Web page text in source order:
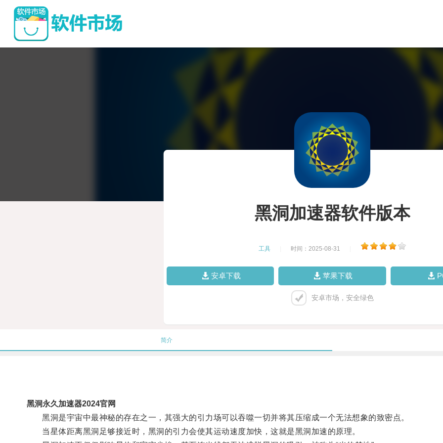
黑洞加速器软件版本
工具 时间：2025-08-31
安卓下载 苹果下载
安卓市场，安全绿色
简介
黑洞永久加速器2024官网
黑洞是宇宙中最神秘的存在之一，其强大的引力场可以吞噬一切并将其压缩成一个无法想象的致密点。
当星体距离黑洞足够接近时，黑洞的引力会使其运动速度加快，这就是黑洞加速的原理。